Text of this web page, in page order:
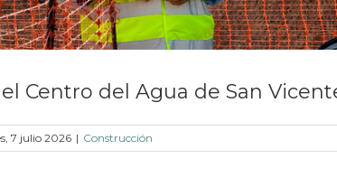
Centro del Agua de San
7 julio 2026 | Construcción